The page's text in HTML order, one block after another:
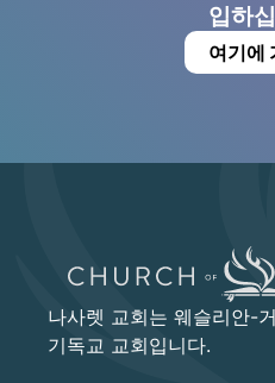
입하
여기에
나사렛 교회는 웨슬리안-
기독교 교회입니다.